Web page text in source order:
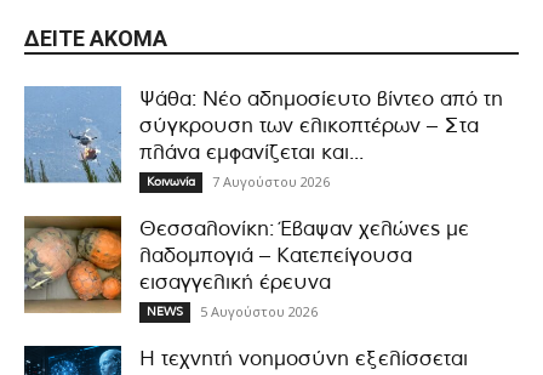
ΔΕΊΤΕ ΑΚΌΜΑ
Ψάθα: Νέο αδημοσίευτο βίντεο από τη
σύγκρουση των ελικοπτέρων – Στα
πλάνα εμφανίζεται και...
Κοινωνία 7 Αυγούστου 2026
Θεσσαλονίκη: Έβαψαν χελώνες με
λαδομπογιά – Κατεπείγουσα
εισαγγελική έρευνα
NEWS 5 Αυγούστου 2026
Η τεχνητή νοημοσύνη εξελίσσεται